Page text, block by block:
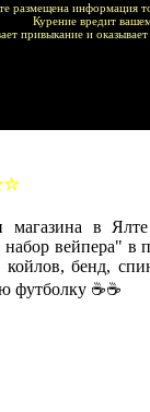
размещена информация
Курение вредит
привыкание и
магазина в
вейпера" в
бенд,
футболку ☕☕